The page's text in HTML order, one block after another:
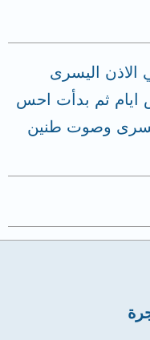
الاذن اليسرى
ثم بدأت احس
وصوت طنين